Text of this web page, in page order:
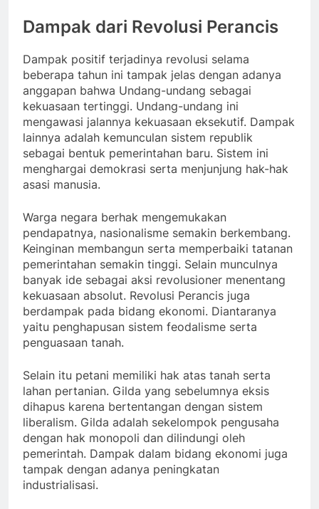
Dampak dari Revolusi Perancis
Dampak positif terjadinya revolusi selama
beberapa tahun ini tampak jelas dengan adanya
anggapan bahwa Undang-undang sebagai
kekuasaan tertinggi. Undang-undang ini
mengawasi jalannya kekuasaan eksekutif. Dampak
lainnya adalah kemunculan sistem republik
sebagai bentuk pemerintahan baru. Sistem ini
menghargai demokrasi serta menjunjung hak-hak
asasi manusia.
Warga negara berhak mengemukakan
pendapatnya, nasionalisme semakin berkembang.
Keinginan membangun serta memperbaiki tatanan
pemerintahan semakin tinggi. Selain munculnya
banyak ide sebagai aksi revolusioner menentang
kekuasaan absolut. Revolusi Perancis juga
berdampak pada bidang ekonomi. Diantaranya
yaitu penghapusan sistem feodalisme serta
penguasaan tanah.
Selain itu petani memiliki hak atas tanah serta
lahan pertanian. Gilda yang sebelumnya eksis
dihapus karena bertentangan dengan sistem
liberalism. Gilda adalah sekelompok pengusaha
dengan hak monopoli dan dilindungi oleh
pemerintah. Dampak dalam bidang ekonomi juga
tampak dengan adanya peningkatan
industrialisasi.